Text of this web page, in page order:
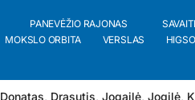
PANEVĖŽIO RAJONAS
MOKSLO ORBITA VERSLAS
Donatas, Drąsutis, Jogailė, Jogilė,